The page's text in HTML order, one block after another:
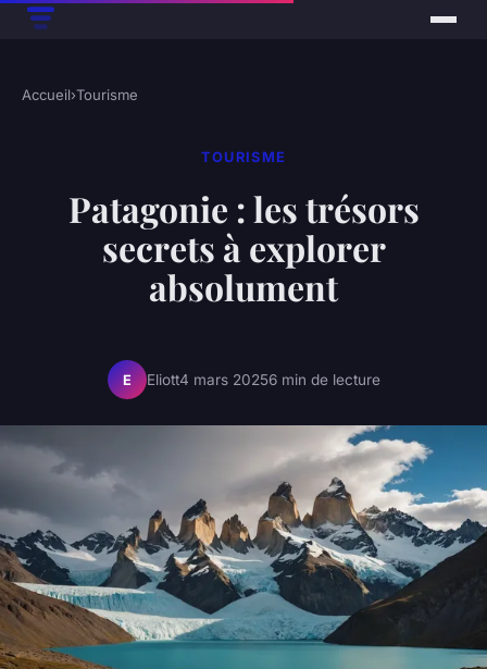
Accueil›Tourisme
TOURISME
Patagonie : les trésors
secrets à explorer
absolument
E Eliott4 mars 20256 min de lecture